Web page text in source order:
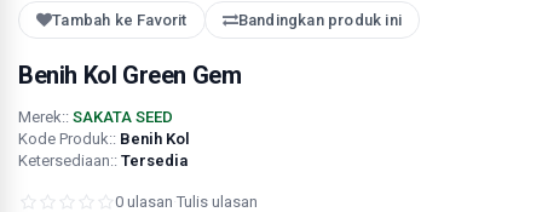
Tambah ke Favorit Bandingkan produk ini
Benih Kol Green Gem
Merek:: SAKATA SEED
Kode Produk:: Benih Kol
Ketersediaan:: Tersedia
0 ulasan Tulis ulasan